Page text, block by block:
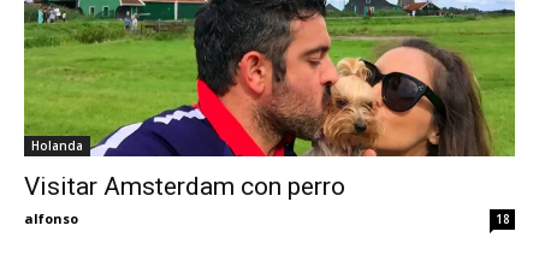
Holanda
Visitar Amsterdam con perro
alfonso 18